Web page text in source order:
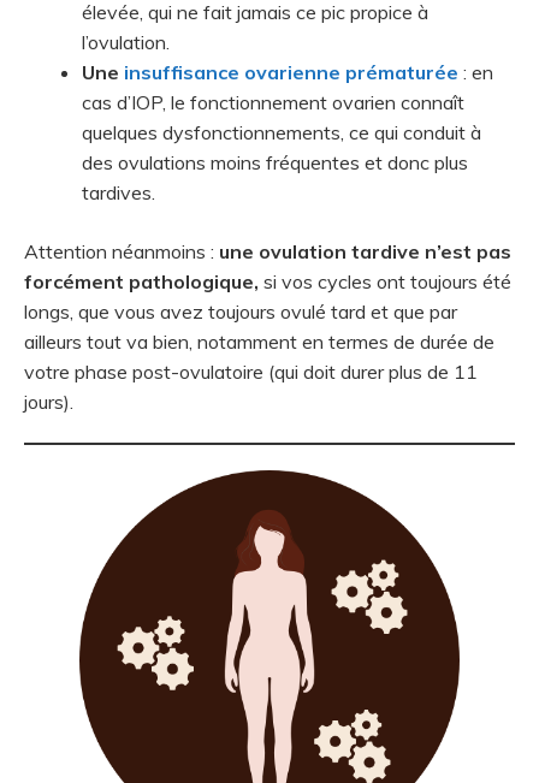
élevée, qui ne fait jamais ce pic propice à
l’ovulation.
Une insuffisance ovarienne prématurée : en
cas d’IOP, le fonctionnement ovarien connaît
quelques dysfonctionnements, ce qui conduit à
des ovulations moins fréquentes et donc plus
tardives.
Attention néanmoins : une ovulation tardive n’est pas
forcément pathologique, si vos cycles ont toujours été
longs, que vous avez toujours ovulé tard et que par
ailleurs tout va bien, notamment en termes de durée de
votre phase post-ovulatoire (qui doit durer plus de 11
jours).